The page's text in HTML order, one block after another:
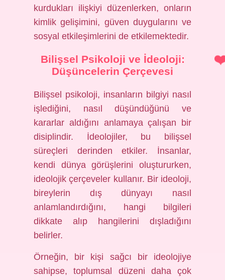
kurdukları ilişkiyi düzenlerken, onların
kimlik gelişimini, güven duygularını ve
sosyal etkileşimlerini de etkilemektedir.
Bilişsel Psikoloji ve İdeoloji:
Düşüncelerin Çerçevesi
Bilişsel psikoloji, insanların bilgiyi nasıl
işlediğini, nasıl düşündüğünü ve
kararlar aldığını anlamaya çalışan bir
disiplindir. İdeolojiler, bu bilişsel
süreçleri derinden etkiler. İnsanlar,
kendi dünya görüşlerini oluştururken,
ideolojik çerçeveler kullanır. Bir ideoloji,
bireylerin dış dünyayı nasıl
anlamlandırdığını, hangi bilgileri
dikkate alıp hangilerini dışladığını
belirler.
Örneğin, bir kişi sağcı bir ideolojiye
sahipse, toplumsal düzeni daha çok